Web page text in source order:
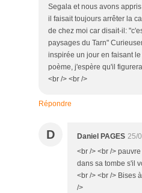
Segala et nous avons
il faisait toujours arrêter la
de chez moi car disait-il:
paysages du Tarn"
inspirée un jour en faisant
poème, j'espère qu'il
<br /> <br />
Répondre
D Daniel PAGES 25/
<br /> <br />
dans sa tombe s'il
<br /> <br /> Bises
/>